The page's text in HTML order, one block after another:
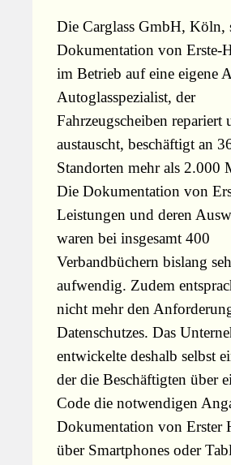
Die Carglass GmbH, Köln,
Dokumentation von Erste-
im Betrieb auf eine eigene
Autoglasspezialist, der
Fahrzeugscheiben repariert
austauscht, beschäftigt an
Standorten mehr als 2.000
Die Dokumentation von
Leistungen und deren
waren bei insgesamt 400
Verbandbüchern bislang
aufwendig. Zudem
nicht mehr den
Datenschutzes. Das
entwickelte deshalb selbst
der die Beschäftigten über
Code die notwendigen
Dokumentation von Erster
über Smartphones oder